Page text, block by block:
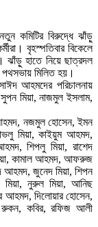
কমিটির বিরুদ্ধে ঝাঁড়ু
বৃহস্পতিবার বিকেলে
ঝাঁড়ু হাতে নিয়ে ছাত্রদল
পথসভায় মিলিত হয়।
আহমদের পরিচালনায়
মিয়া, নাজমুল ইসলাম,
নজমুল হোসেন, ইমন
মিয়া, কাইয়ুম আহমদ,
শিপলু মিয়া, রাশেদ
কামাল আহমদ, আফরুজ
আহমদ, জুনেদ মিয়া, শিপন
নুরুল মিয়া, আনিছ
দিলোয়ার হোসেন,
রুকন, কবির, রফিজ আলী